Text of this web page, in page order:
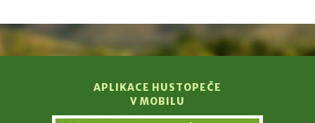
APLIKACE HUSTOPEČE
V MOBILU